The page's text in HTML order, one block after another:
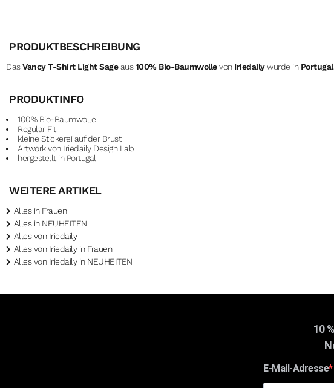
PRODUKTBESCHREIBUNG
DasVancy T-Shirt Light Sageaus100% Bio-Baumwollevon Iriedailywurde in
PRODUKTINFO
100% Bio-Baumwolle
Regular Fit
kleine Stickerei auf der Brust
Artwork von Iriedaily Design Lab
hergestellt in Portugal
WEITERE ARTIKEL
Alles in Frauen
Alles in NEUHEITEN
Alles von Iriedaily
Alles von Iriedaily in Frauen
Alles von Iriedaily in NEUHEITEN
10
E-Mail-Adresse